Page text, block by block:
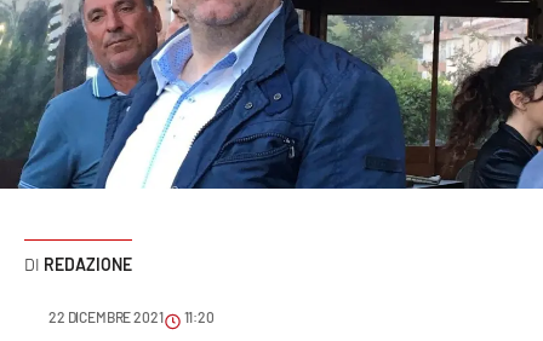
Italia Mondo
Sanità
Sport
REDAZIONE
22 DICEMBRE 2021 11:20